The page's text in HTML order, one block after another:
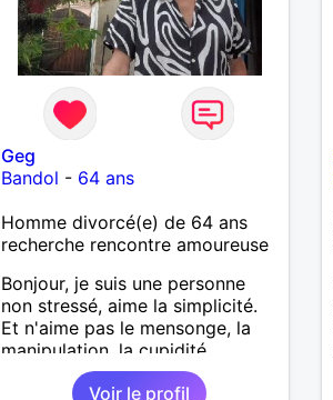
Geg
Bandol - 64 ans
Homme divorcé(e) de 64 ans
recherche rencontre amoureuse
Bonjour, je suis une personne
non stressé, aime la simplicité.
Et n'aime pas le mensonge, la
manipulation, la cupidité,.........
Aime se promener au bord de la
plage main ✋ dans la main.
Voir le profil